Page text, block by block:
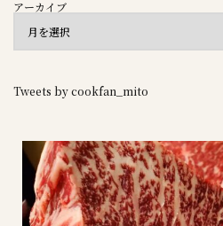
アーカイブ
Tweets by cookfan_mito